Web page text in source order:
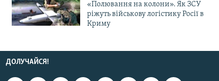
«Полювання на колони». Як ЗСУ
ріжуть військову логістику Росії в
Криму
ДОЛУЧАЙСЯ!